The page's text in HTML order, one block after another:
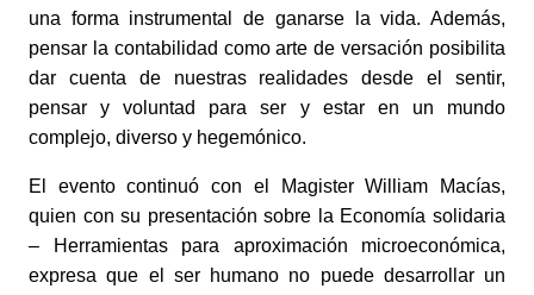
una forma instrumental de ganarse la vida. Además,
pensar la contabilidad como arte de versación posibilita
dar cuenta de nuestras realidades desde el sentir,
pensar y voluntad para ser y estar en un mundo
complejo, diverso y hegemónico.
El evento continuó con el Magister William Macías,
quien con su presentación sobre la Economía solidaria
– Herramientas para aproximación microeconómica,
expresa que el ser humano no puede desarrollar un